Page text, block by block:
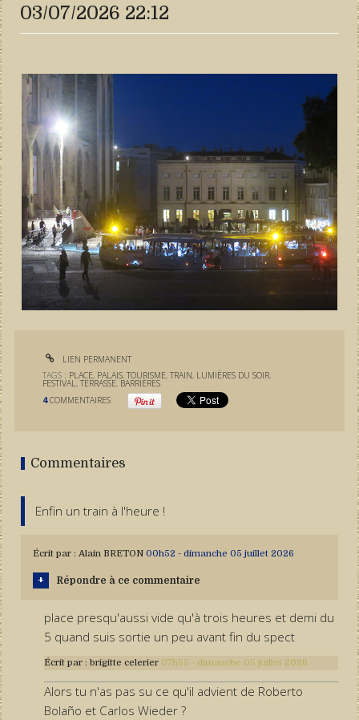
03/07/2026 22:12
LIEN PERMANENT
TAGS : PLACE, PALAIS,TOURISME,TRAIN, LUMIÈRES DU SOIR,
FESTIVAL ,TERRASSE, BARRIÈRES
4 COMMENTAIRES
Commentaires
Enfin un train à l'heure !
Écrit par : Alain BRETON 00h52 - dimanche 05 juillet 2026
Répondre à ce commentaire
place presqu'aussi vide qu'à trois heures et demi du
5 quand suis sortie un peu avant fin du spect
Écrit par :brigitte celerier 07h55 - dimanche 05 juillet 2026
Alors tu n'as pas su ce qu'il advient de Roberto
Bolaño et Carlos Wieder ?